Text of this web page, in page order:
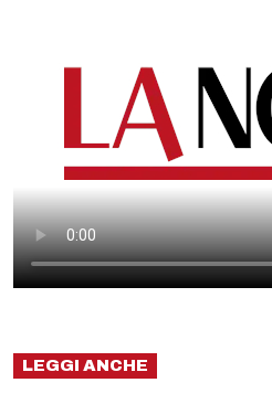
LEGGI ANCHE